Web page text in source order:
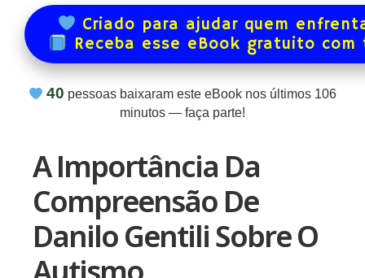
Criado para ajudar quem
Receba esse eBook gratuito
40pessoas baixaram este eBook nos últimos 106
minutos — faça parte!
A Importância Da
Compreensão De
Danilo Gentili Sobre O
Autismo